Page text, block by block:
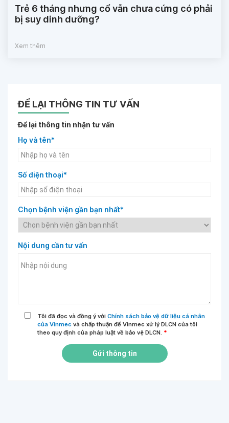
Trẻ 6 tháng nhưng cổ vẫn chưa cứng có phải
bị suy dinh dưỡng?
Xem thêm
ĐỂ LẠI THÔNG TIN TƯ VẤN
Để lại thông tin nhận tư vấn
Họ và tên*
Số điện thoại*
Chọn bệnh viện gần bạn nhất*
Nội dung cần tư vấn
Tôi đã đọc và đồng ý với Chính sách bảo vệ dữ liệu cá nhân
của Vinmec và chấp thuận để Vinmec xử lý DLCN của tôi
theo quy định của pháp luật về bảo vệ DLCN. *
Gửi thông tin